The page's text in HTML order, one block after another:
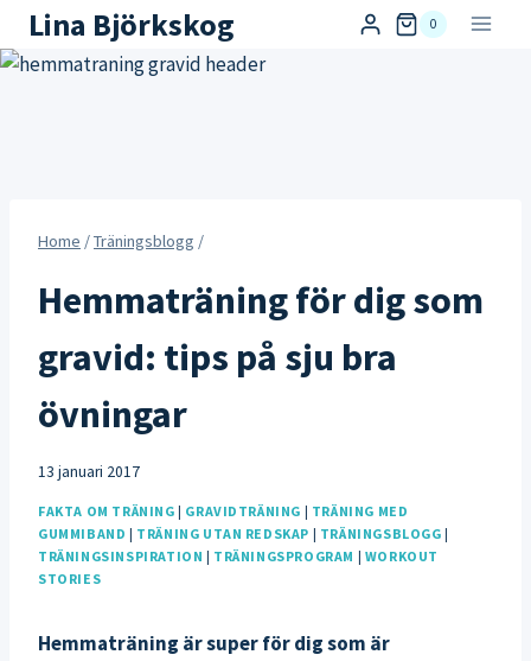
Skip
to
content
Lina Björkskog 0
Home /Träningsblogg /
Hemmaträning för dig som
gravid: tips på sju bra
övningar
13 januari 2017
FAKTA OM TRÄNING | GRAVIDTRÄNING | TRÄNING MED
GUMMIBAND | TRÄNING UTAN REDSKAP | TRÄNINGSBLOGG |
TRÄNINGSINSPIRATION | TRÄNINGSPROGRAM | WORKOUT
STORIES
Hemmaträning är super för dig som är